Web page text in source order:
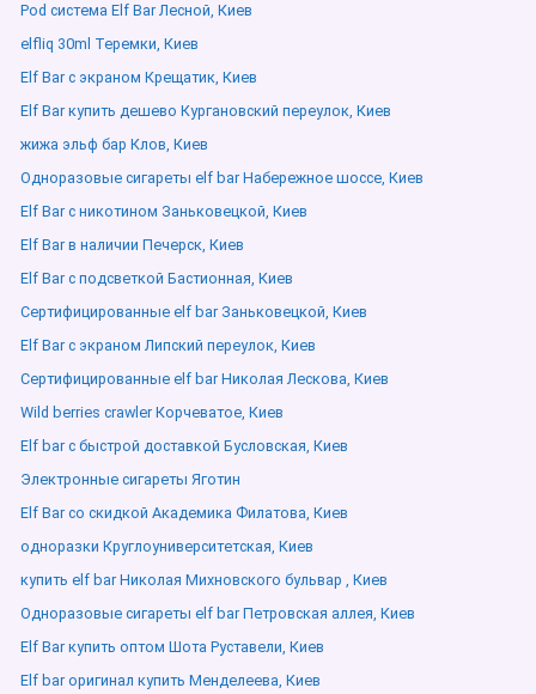
Pod система Elf Bar Лесной, Киев
elfliq 30ml Теремки, Киев
Elf Bar с экраном Крещатик, Киев
Elf Bar купить дешево Кургановский переулок, Киев
жижа эльф бар Клов, Киев
Одноразовые сигареты elf bar Набережное шоссе, Киев
Elf Bar с никотином Заньковецкой, Киев
Elf Bar в наличии Печерск, Киев
Elf Bar с подсветкой Бастионная, Киев
Сертифицированные elf bar Заньковецкой, Киев
Elf Bar с экраном Липский переулок, Киев
Сертифицированные elf bar Николая Лескова, Киев
Wild berries crawler Корчеватое, Киев
Elf bar с быстрой доставкой Бусловская, Киев
Электронные сигареты Яготин
Elf Bar со скидкой Академика Филатова, Киев
одноразки Круглоуниверситетская, Киев
купить elf bar Николая Михновского бульвар , Киев
Одноразовые сигареты elf bar Петровская аллея, Киев
Elf Bar купить оптом Шота Руставели, Киев
Elf bar оригинал купить Менделеева, Киев